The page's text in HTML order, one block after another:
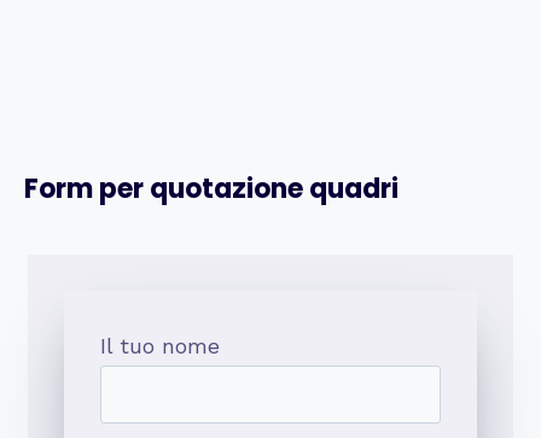
Form per quotazione quadri
Il tuo nome